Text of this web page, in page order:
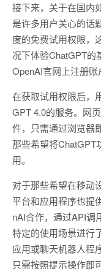
接下来，关于在国内
是许多用户关心的话
度的免费试用权限，
况下体验ChatGPT的
OpenAI官网上注册账
在获取试用权限后，
GPT 4.0的服务。网
件，只需通过浏览器
那些希望将ChatGPT
用。
对于那些希望在移动
平台和应用程序也提
nAI合作，通过API调
特定的使用场景进行
应用或聊天机器人程
只需按照提示操作即